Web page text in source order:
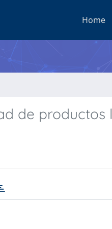
Home
de productos